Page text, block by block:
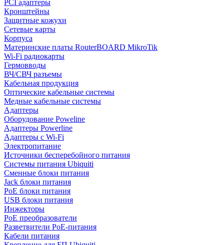
PCI адаптеры
Кронштейны
Защитные кожухи
Сетевые карты
Корпуса
Материнские платы RouterBOARD MikroTik
Wi-Fi радиокарты
Гермовводы
ВЧ/СВЧ разъемы
Кабельная продукция
Оптические кабельные системы
Медные кабельные системы
Адаптеры
Оборудование Poweline
Адаптеры Powerline
Адаптеры с Wi-Fi
Электропитание
Источники бесперебойного питания
Системы питания Ubiquiti
Сменные блоки питания
Jack блоки питания
PoE блоки питания
USB блоки питания
Инжекторы
PoE преобразователи
Разветвители PoE-питания
Кабели питания